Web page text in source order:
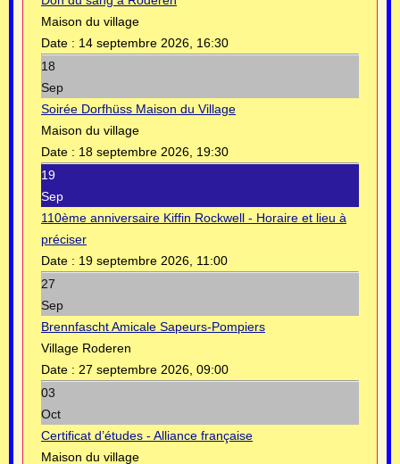
Maison du village
Date : 14 septembre 2026, 16:30
18
Sep
Soirée Dorfhüss Maison du Village
Maison du village
Date : 18 septembre 2026, 19:30
19
Sep
110ème anniversaire Kiffin Rockwell - Horaire et lieu à
préciser
Date : 19 septembre 2026, 11:00
27
Sep
Brennfascht Amicale Sapeurs-Pompiers
Village Roderen
Date : 27 septembre 2026, 09:00
03
Oct
Certificat d’études - Alliance française
Maison du village